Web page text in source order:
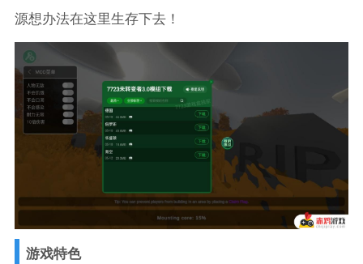
源想办法在这里生存下去！
游戏特色